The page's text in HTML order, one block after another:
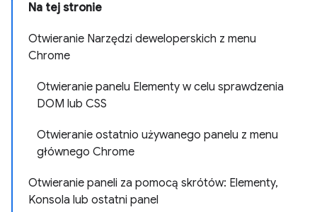
Na tej stronie
Otwieranie Narzędzi deweloperskich z menu
Chrome
Otwieranie panelu Elementy w celu sprawdzenia
DOM lub CSS
Otwieranie ostatnio używanego panelu z menu
głównego Chrome
Otwieranie paneli za pomocą skrótów: Elementy,
Konsola lub ostatni panel